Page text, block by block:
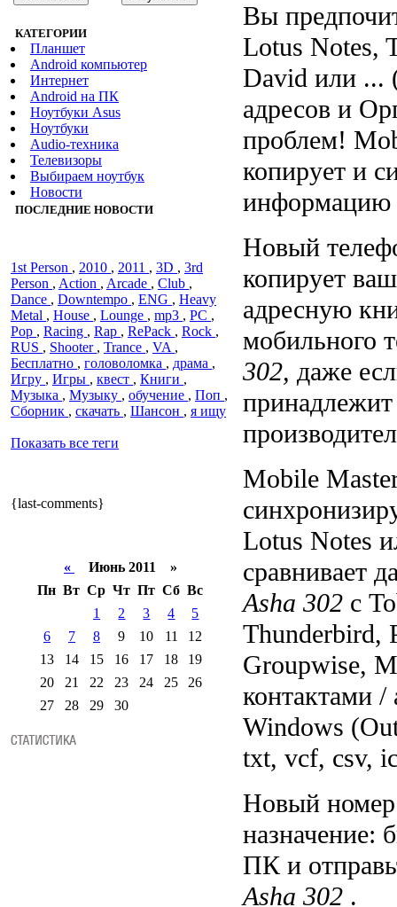
КАТЕГОРИИ
Планшет
Android компьютер
Интернет
Android на ПК
Ноутбуки Asus
Ноутбуки
Audiо-техника
Телевизоры
Выбираем ноутбук
Новости
ПОСЛЕДНИЕ НОВОСТИ
1st Person , 2010 , 2011 , 3D , 3rd
Person , Action , Arcade , Club ,
Dance , Downtempo , ENG , Heavy
Metal , House , Lounge , mp3 , PC ,
Pop , Racing , Rap , RePack , Rock ,
RUS , Shooter , Trance , VA ,
Бесплатно , головоломка , драма ,
Игру , Игры , квест , Книги ,
Музыка , Музыку , обучение , Поп ,
Сборник , скачать , Шансон , я ищу
Показать все теги
{last-comments}
«
Июнь 2011 »
Пн Вт Ср Чт Пт Сб Вс
1
2 3 4
5
6
7 8 9 10 11
12
13
14 15 16 17 18
19
20
21 22 23 24 25
26
27
28 29 30
Вы
Lotus Notes,
David или ...
адресов и
проблем!
копирует и
Новый
копирует
адресную
мобильного
302, даже
Mobile
Lotus Notes
сравнивает
Asha 302 с
Thunderbird,
Groupwise,
контактами /
Windows
txt, vcf, csv,
Новый
назначение:
ПК и
Asha 302 .